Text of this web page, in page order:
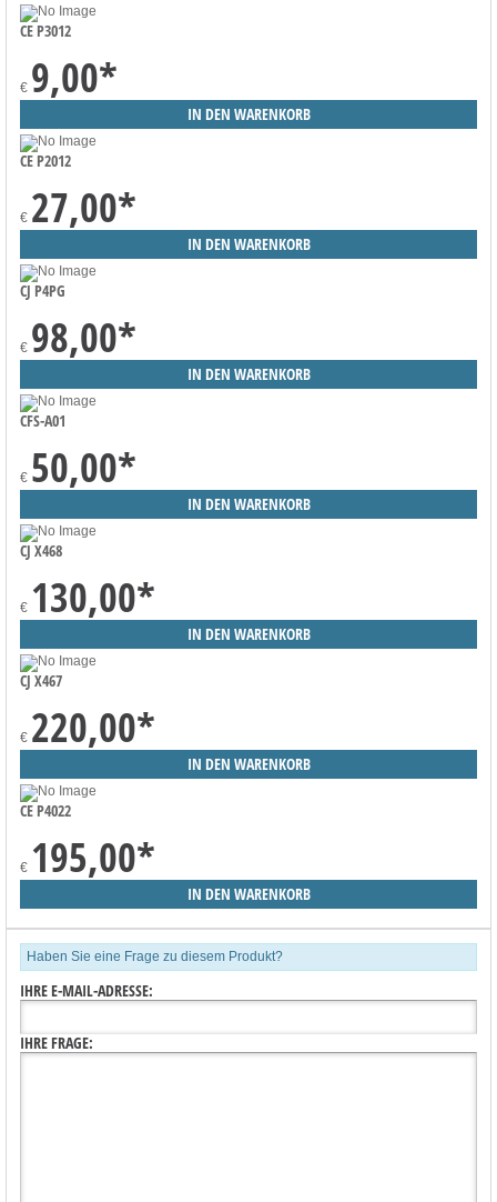
CE P3012
€ 9,00*
CE P2012
€ 27,00*
CJ P4PG
€ 98,00*
CFS-A01
€ 50,00*
CJ X468
€ 130,00*
CJ X467
€ 220,00*
CE P4022
€ 195,00*
Haben Sie eine Frage zu diesem Produkt?
IHRE E-MAIL-ADRESSE:
IHRE FRAGE: